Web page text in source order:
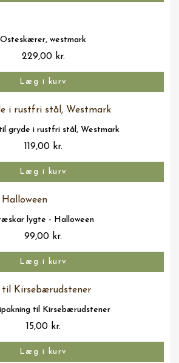
Vis her
Osteskærer, westmark
229,00 kr.
Læg i kurv
Vis her
gryde i rustfri stål, Westmark
119,00 kr.
Læg i kurv
Vis her
lygte - Halloween
99,00 kr.
Læg i kurv
Vis her
til Kirsebærudstener
15,00 kr.
Læg i kurv